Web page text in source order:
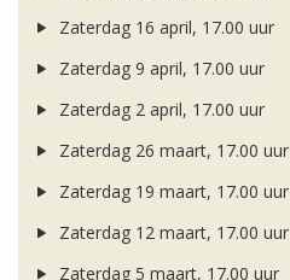
Zaterdag 16 april, 17.00 uur
Zaterdag 9 april, 17.00 uur
Zaterdag 2 april, 17.00 uur
Zaterdag 26 maart, 17.00 uur
Zaterdag 19 maart, 17.00 uur
Zaterdag 12 maart, 17.00 uur
Zaterdag 5 maart, 17.00 uur